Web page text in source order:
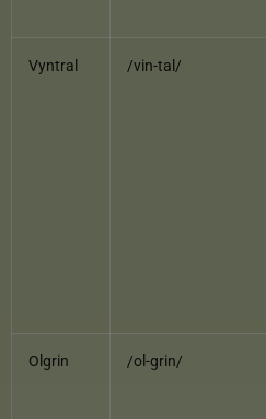
Vyntral /vin-tal/
Olgrin /ol-grin/